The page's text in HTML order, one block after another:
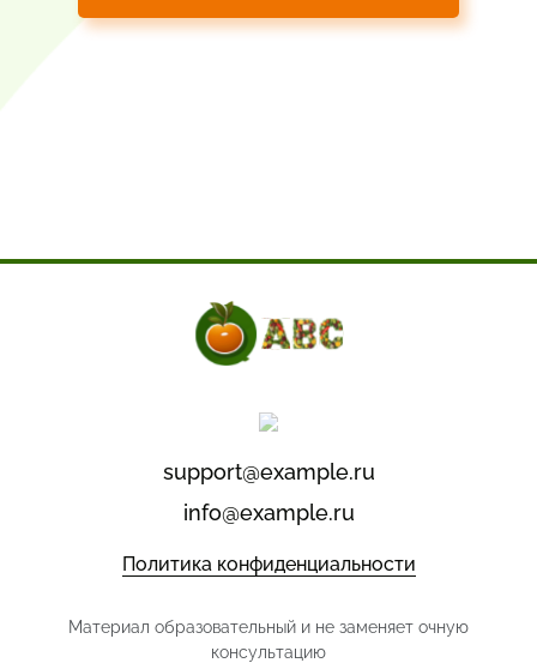
support@example.ru
info@example.ru
Политика конфиденциальности
Материал образовательный и не заменяет очную
консультацию